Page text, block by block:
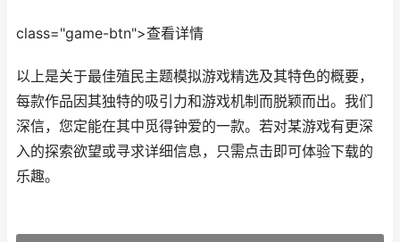
class="game-btn">查看详情
以上是关于最佳殖民主题模拟游戏精选及其特色的概要，
每款作品因其独特的吸引力和游戏机制而脱颖而出。我们
深信，您定能在其中觅得钟爱的一款。若对某游戏有更深
入的探索欲望或寻求详细信息，只需点击即可体验下载的
乐趣。